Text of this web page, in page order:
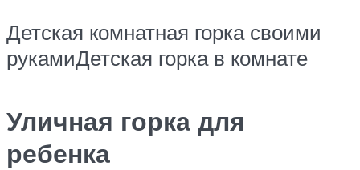
Детская комнатная горка своими
рукамиДетская горка в комнате
Уличная горка для
ребенка